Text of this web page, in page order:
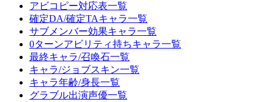
アビコピー対応表一覧
確定DA/確定TAキャラ一覧
サブメンバー効果キャラ一覧
0ターンアビリティ持ちキャラ一覧
最終キャラ/召喚石一覧
キャラ/ジョブスキン一覧
キャラ年齢/身長一覧
グラブル出演声優一覧